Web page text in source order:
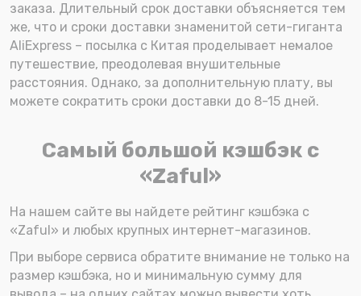
заказа. Длительный срок доставки объясняется тем
же, что и сроки доставки знаменитой сети-гиганта
AliExpress – посылка с Китая проделывает немалое
путешествие, преодолевая внушительные
расстояния. Однако, за дополнительную плату, вы
можете сократить сроки доставки до 8-15 дней.
Самый большой кэшбэк с
«Zaful»
На нашем сайте вы найдете рейтинг кэшбэка с
«Zaful» и любых крупных интернет-магазинов.
При выборе сервиса обратите внимание не только на
размер кэшбэка, но и минимальную сумму для